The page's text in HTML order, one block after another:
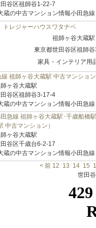
谷区祖師谷1-22-7
蔵の中古マンション情報小田急線
トレジャーハウスワタナベ
祖師ヶ谷大蔵駅
東京都世田谷区祖師
家具・インテリア用
祖師ヶ谷大蔵駅 中古マンショ
ヶ谷大蔵駅
谷区祖師谷3-17-4
蔵の中古マンション情報小田急線
急線 祖師ヶ谷大蔵駅･千歳船橋
中古マンション）
ヶ谷大蔵駅
谷区千歳台6-2-17
蔵の中古マンション情報小田急線
< 前 12 13 14 15
世田